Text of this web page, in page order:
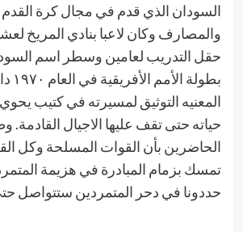
السودان الذي قدم في مجال كرة القدم
والمصارف وكان لاعبا بنادي المريخ
حقل التدريب لعامين وسطر اسم
المعنيه التوثيق لمسيرته في كتيب
حياته حتى تقف عليها الاجيال القادمة.
الحاضرين بأن القوات المسلحة وكل
تمسك بزمام المبادرة في هزيمة
حددونا في دحر المتمردين ستتواصل